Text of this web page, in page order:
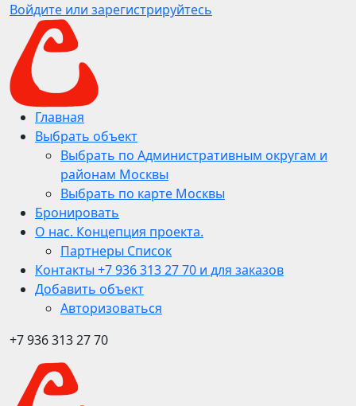
Войдите или зарегистрируйтесь
Главная
Выбрать объект
Выбрать по Административным округам и
районам Москвы
Выбрать по карте Москвы
Бронировать
О нас. Концепция проекта.
Партнеры Список
Контакты +7 936 313 27 70 и для заказов
Добавить объект
Авторизоваться
+7 936 313 27 70